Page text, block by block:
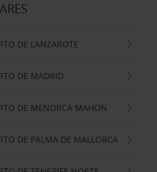
DE LANZAROTE
DE MADRID
DE MENORCA MAHON
DE PALMA DE MALLORCA